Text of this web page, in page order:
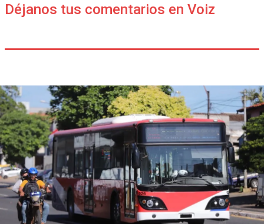
Déjanos tus comentarios en Voiz